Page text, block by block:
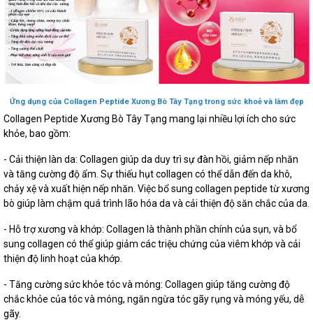
Ứng dụng của Collagen Peptide Xương Bò Tây Tạng trong sức khoẻ và làm đẹp
Collagen Peptide Xương Bò Tây Tạng mang lại nhiều lợi ích cho sức
khỏe, bao gồm:
- Cải thiện làn da: Collagen giúp da duy trì sự đàn hồi, giảm nếp nhăn
và tăng cường độ ẩm. Sự thiếu hụt collagen có thể dẫn đến da khô,
chảy xệ và xuất hiện nếp nhăn. Việc bổ sung collagen peptide từ xương
bò giúp làm chậm quá trình lão hóa da và cải thiện độ săn chắc của da.
- Hỗ trợ xương và khớp: Collagen là thành phần chính của sụn, và bổ
sung collagen có thể giúp giảm các triệu chứng của viêm khớp và cải
thiện độ linh hoạt của khớp.
- Tăng cường sức khỏe tóc và móng: Collagen giúp tăng cường độ
chắc khỏe của tóc và móng, ngăn ngừa tóc gãy rụng và móng yếu, dễ
gãy.